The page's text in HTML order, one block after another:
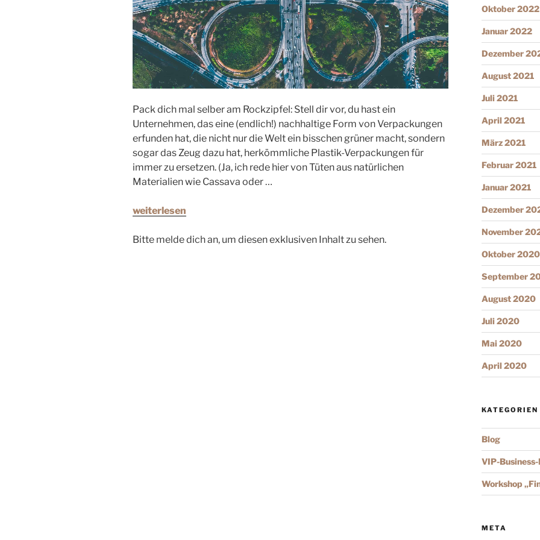
Pack dich mal selber am Rockzipfel: Stell dir vor, du hast ein
Unternehmen, das eine (endlich!) nachhaltige Form von Verpackungen
erfunden hat, die nicht nur die Welt ein bisschen grüner macht, sondern
sogar das Zeug dazu hat, herkömmliche Plastik-Verpackungen für
immer zu ersetzen. (Ja, ich rede hier von Tüten aus natürlichen
Materialien wie Cassava oder …
weiterlesen
Bitte melde dich an, um diesen exklusiven Inhalt zu sehen.
Oktober 2022
Januar 2022
Dezember
August 2021
Juli 2021
April 2021
März 2021
Februar 2021
Januar 2021
Dezember
November
Oktober 2020
September
August 2020
Juli 2020
Mai 2020
April 2020
KATEGORIEN
Blog
VIP-
Workshop
META